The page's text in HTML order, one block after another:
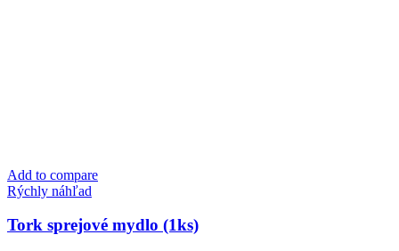
Add to compare
Rýchly náhľad
Tork sprejové mydlo (1ks)